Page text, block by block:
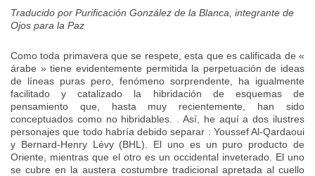
Traducido por Purificación González de la Blanca, integrante de
Ojos para la Paz
Como toda primavera que se respete, esta que es calificada de «
árabe » tiene evidentemente permitida la perpetuación de ideas
de líneas puras pero, fenómeno sorprendente, ha igualmente
facilitado y catalizado la hibridación de esquemas de
pensamiento que, hasta muy recientemente, han sido
conceptuados como no hibridables. . Así, he aquí a dos ilustres
personajes que todo habría debido separar : Youssef Al-Qardaoui
y Bernard-Henry Lévy (BHL). El uno es un puro producto de
Oriente, mientras que el otro es un occidental inveterado. El uno
se cubre en la austera costumbre tradicional apretada al cuello